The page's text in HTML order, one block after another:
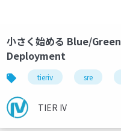
cpu
小さく始める Blue/Green
Deployment
tieriv sre
TIER IV